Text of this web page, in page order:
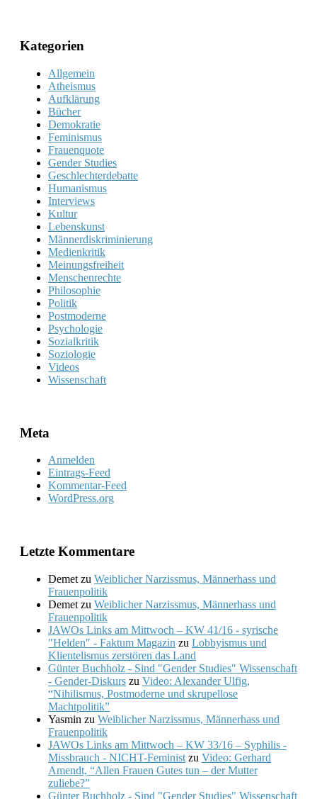
Kategorien
Allgemein
Atheismus
Aufklärung
Bücher
Demokratie
Feminismus
Frauenquote
Gender Studies
Geschlechterdebatte
Humanismus
Interviews
Kultur
Lebenskunst
Männerdiskriminierung
Medienkritik
Meinungsfreiheit
Menschenrechte
Philosophie
Politik
Postmoderne
Psychologie
Sozialkritik
Soziologie
Videos
Wissenschaft
Meta
Anmelden
Eintrags-Feed
Kommentar-Feed
WordPress.org
Letzte Kommentare
Demet zu Weiblicher Narzissmus, Männerhass und
Frauenpolitik
Demet zu Weiblicher Narzissmus, Männerhass und
Frauenpolitik
JAWOs Links am Mittwoch – KW 41/16 - syrische
"Helden" - Faktum Magazin zu Lobbyismus und
Klientelismus zerstören das Land
Günter Buchholz - Sind "Gender Studies" Wissenschaft
- Gender-Diskurs zu Video: Alexander Ulfig,
“Nihilismus, Postmoderne und skrupellose
Machtpolitik”
Yasmin zu Weiblicher Narzissmus, Männerhass und
Frauenpolitik
JAWOs Links am Mittwoch – KW 33/16 – Syphilis -
Missbrauch - NICHT-Feminist zu Video: Gerhard
Amendt, “Allen Frauen Gutes tun – der Mutter
zuliebe?”
Günter Buchholz - Sind "Gender Studies" Wissenschaft